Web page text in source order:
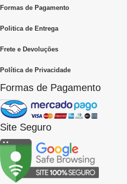
Formas de Pagamento
Politica de Entrega
Frete e Devoluções
Política de Privacidade
Formas de Pagamento
Site Seguro